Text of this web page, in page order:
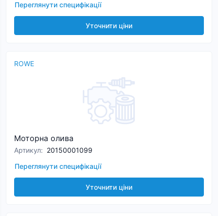
Переглянути специфікації
Уточнити ціни
ROWE
Моторна олива
Артикул: 20150001099
Переглянути специфікації
Уточнити ціни